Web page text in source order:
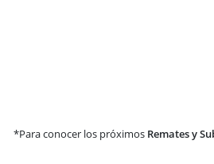
*Para conocer los próximos Remates y